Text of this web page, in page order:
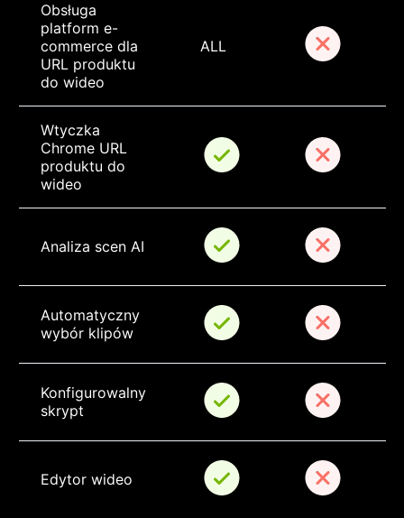
Obsługa
platform e-
commerce dla
URL produktu
do wideo
ALL
Wtyczka
Chrome URL
produktu do
wideo
Analiza scen AI
Automatyczny
wybór klipów
Konfigurowalny
skrypt
Edytor wideo